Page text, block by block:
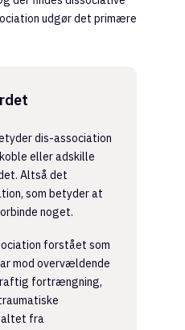
udgør det primære
dis-association
eller adskille
Altså det
som betyder at
noget.
forstået som
mod overvældende
fortrængning,
fra